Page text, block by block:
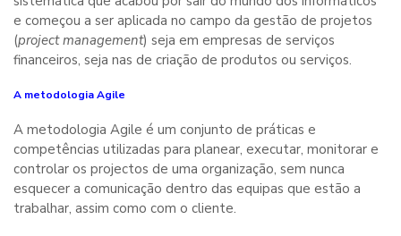
e começou a ser aplicada no campo da gestão de projetos
(project management) seja em empresas de serviços
financeiros, seja nas de criação de produtos ou serviços.
A metodologia Agile
A metodologia Agile é um conjunto de práticas e
competências utilizadas para planear, executar, monitorar e
controlar os projectos de uma organização, sem nunca
esquecer a comunicação dentro das equipas que estão a
trabalhar, assim como com o cliente.